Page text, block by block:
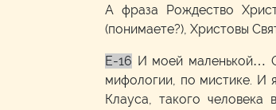
А фраза Рождество
(понимаете?), Христовы
E-16 И моей маленькой…
мифологии, по мистике. И
Клауса, такого